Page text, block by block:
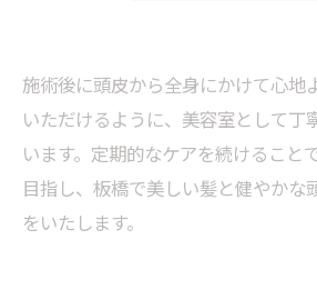
施術後に頭皮から全身にかけて心地
いただけるように、美容室として丁
います。定期的なケアを続けること
目指し、板橋で美しい髪と健やかな
をいたします。